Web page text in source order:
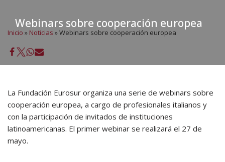
Webinars sobre cooperación europea
Inicio » Noticias »Webinars sobre cooperación europea
La Fundación Eurosur organiza una serie de webinars sobre
cooperación europea, a cargo de profesionales italianos y
con la participación de invitados de instituciones
latinoamericanas. El primer webinar se realizará el 27 de
mayo.